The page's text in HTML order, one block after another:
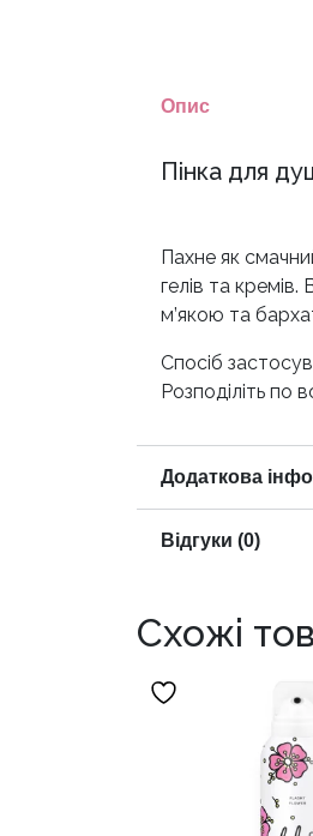
Опис
Пінка для
Пахне як
гелів та
м’якою та
Спосіб
Розподіліть по
Додаткова
Відгуки (0)
Схожі